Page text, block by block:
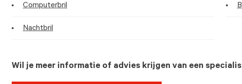
Computerbril
Nachtbril
Wil je meer informatie of advies krijgen van een